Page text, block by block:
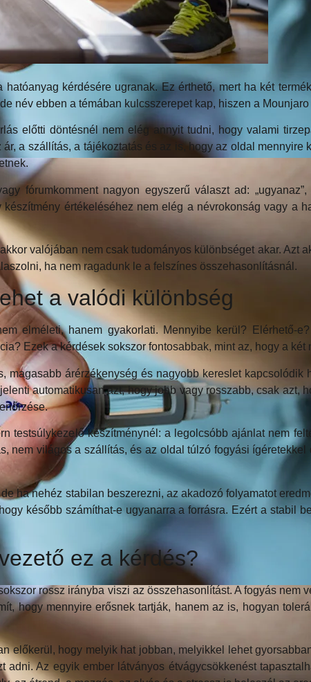
kérdésére ugranak. Ez érthető, mert ha két
név ebben a témában kulcsszerepet kap, hiszen a
előtti döntésnél nem elég annyit tudni, hogy valami
a szállítás, a tájékoztatás és az is, hogy az oldal
fórumkomment nagyon egyszerű választ ad: „ugyanaz”,
értékeléséhez nem elég a névrokonság vagy a
valójában nem csak tudományos különbséget akar. Azt
ha nem ragadunk le a felszínes összehasonlításnál.
a valódi különbség
elméleti, hanem gyakorlati. Mennyibe kerül? Elérhető-
Ezek a kérdések sokszor fontosabbak, mint az, hogy a
magasabb árérzékenység és nagyobb kereslet
automatikusan azt, hogy jobb vagy rosszabb, csak azt,
testsúlykezelő készítménynél: a legolcsóbb ajánlat nem
nem világos a szállítás, és az oldal túlzó fogyási
ha nehéz stabilan beszerezni, az akadozó folyamatot
később számíthat-e ugyanarra a forrásra. Ezért a stabil
ez a kérdés?
rossz irányba viszi az összehasonlítást. A fogyás
hogy mennyire erősnek tartják, hanem az is, hogyan
előkerül, hogy melyik hat jobban, melyikkel lehet
adni. Az egyik ember látványos étvágycsökkenést